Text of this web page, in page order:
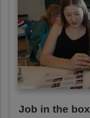
Job in the box